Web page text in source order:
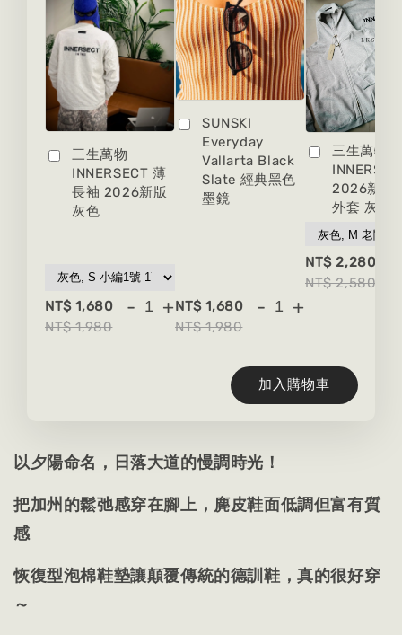
三生萬物
INNERSECT 薄
長袖 2026新版
灰色
NT$ 1,680
NT$ 1,980
- +
SUNSKI
Everyday
Vallarta Black
Slate 經典黑色
墨鏡
NT$ 1,680
NT$ 1,980
- +
三生萬物
2026新版
外套 灰色
NT$ 2,280
NT$ 2,580
加入購物車
以夕陽命名，日落大道的慢調時光！
把加州的鬆弛感穿在腳上，麂皮鞋面低調但富有質
感
恢復型泡棉鞋墊讓顛覆傳統的德訓鞋，真的很好穿
～